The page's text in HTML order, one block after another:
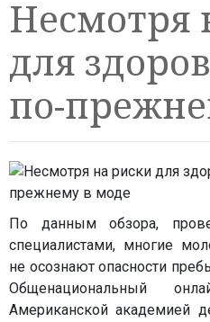
Несмотря
для
по-
По данным обзора,
специалистами, многие
не осознают опасности
Общенациональный
Американской академией